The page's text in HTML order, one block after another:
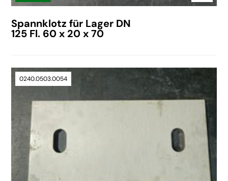
Spannklotz für Lager DN
125 Fl. 60 x 20 x 70
0240.0503.0054